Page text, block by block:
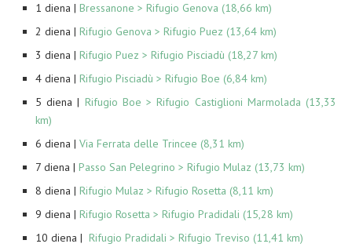
1 diena | Bressanone > Rifugio Genova (18,66 km)
2 diena | Rifugio Genova > Rifugio Puez (13,64 km)
3 diena | Rifugio Puez > Rifugio Pisciadù (18,27 km)
4 diena | Rifugio Pisciadù > Rifugio Boe (6,84 km)
5 diena | Rifugio Boe > Rifugio Castiglioni Marmolada (13,33
km)
6 diena | Via Ferrata delle Trincee (8,31 km)
7 diena | Passo San Pelegrino > Rifugio Mulaz (13,73 km)
8 diena | Rifugio Mulaz > Rifugio Rosetta (8,11 km)
9 diena | Rifugio Rosetta > Rifugio Pradidali (15,28 km)
10 diena | Rifugio Pradidali > Rifugio Treviso (11,41 km)